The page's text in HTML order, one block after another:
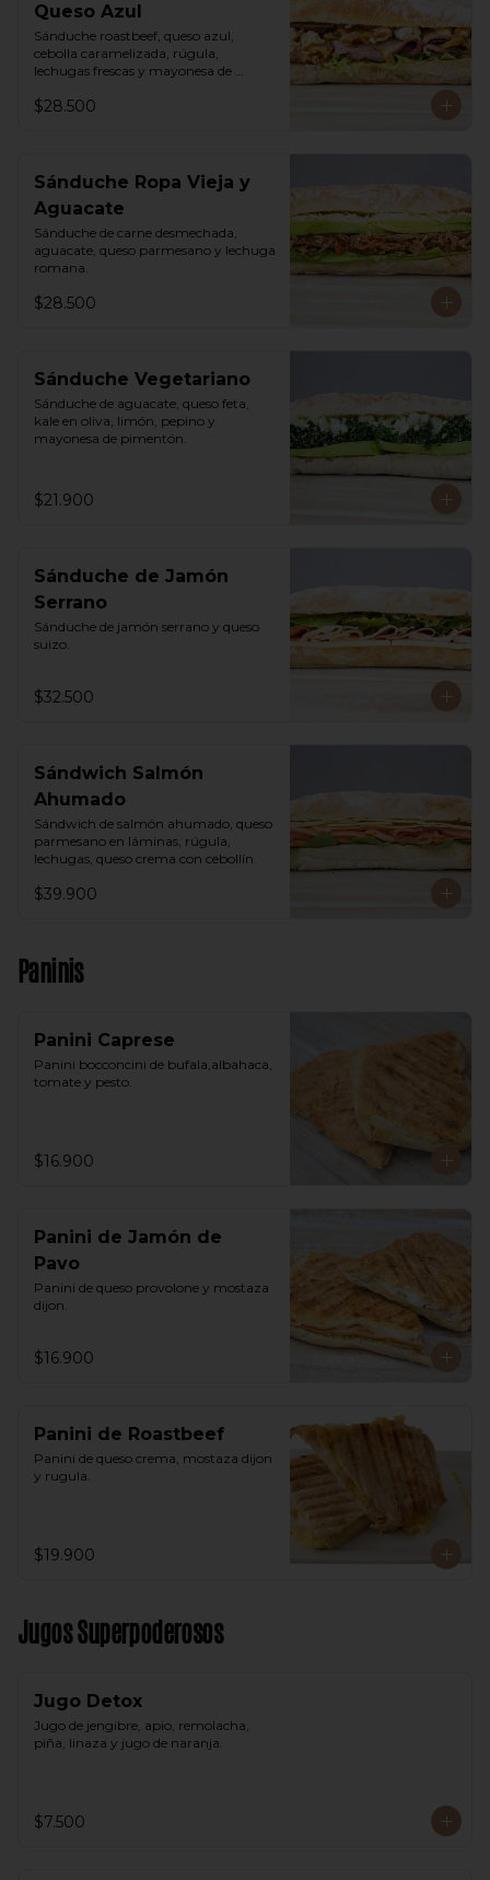
Queso Azul
Sánduche roastbeef, queso azul,
cebolla caramelizada, rúgula,
lechugas frescas y mayonesa de
$28.500
Sánduche Ropa Vieja y
Aguacate
Sánduche de carne desmechada,
aguacate, queso parmesano y lechuga
romana.
$28.500
Sánduche Vegetariano
Sánduche de aguacate, queso feta,
kale en oliva, limón, pepino y
mayonesa de pimentón.
$21.900
Sánduche de Jamón
Serrano
Sánduche de jamón serrano y queso
suizo.
$32.500
Sándwich Salmón
Ahumado
Sándwich de salmón ahumado, queso
parmesano en láminas, rúgula,
lechugas, queso crema con cebollín.
$39.900
Paninis
Panini Caprese
Panini bocconcini de bufala,albahaca,
tomate y pesto.
$16.900
Panini de Jamón de
Pavo
Panini de queso provolone y mostaza
dijon.
$16.900
Panini de Roastbeef
Panini de queso crema, mostaza dijon
y rugula.
$19.900
Jugos Superpoderosos
Jugo Detox
Jugo de jengibre, apio, remolacha,
piña, linaza y jugo de naranja.
$7.500